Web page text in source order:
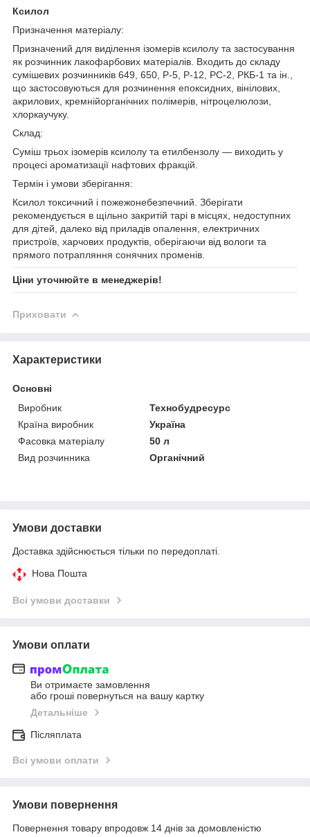
Ксилол
Призначення матеріалу:
Призначений для виділення ізомерів ксилолу та застосування
як розчинник лакофарбових матеріалів. Входить до складу
сумішевих розчинників 649, 650, Р-5, Р-12, РС-2, РКБ-1 та ін.,
що застосовуються для розчинення епоксидних, вінілових,
акрилових, кремнійорганічних полімерів, нітроцелюлози,
хлоркаучуку.
Склад:
Суміш трьох ізомерів ксилолу та етилбензолу — виходить у
процесі ароматизації нафтових фракцій.
Термін і умови зберігання:
Ксилол токсичний і пожежонебезпечний. Зберігати
рекомендується в щільно закритій тарі в місцях, недоступних
для дітей, далеко від приладів опалення, електричних
пристроїв, харчових продуктів, оберігаючи від вологи та
прямого потрапляння сонячних променів.
Ціни уточнюйте в менеджерів!
Приховати
Характеристики
Основні
Виробник
Технобудресурс
Країна виробник
Україна
Фасовка матеріалу
50 л
Вид розчинника
Органічний
Умови доставки
Доставка здійснюється тільки по передоплаті.
Нова Пошта
Всі умови доставки
Умови оплати
Ви отримаєте замовлення
або гроші повернуться на вашу картку
Детальніше
Післяплата
Всі умови оплати
Умови повернення
Повернення товару впродовж 14 днів за домовленістю